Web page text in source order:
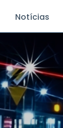
Notícias